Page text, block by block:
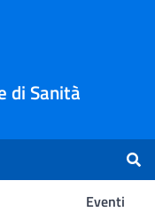
di Sanità
Eventi